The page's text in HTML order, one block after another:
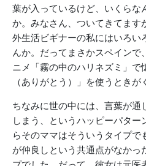
葉が入っているけど、いくらな
か。みなさん、ついてきてます
外生活ビギナーの私にはいろい
んか。だってまさかスペインで
ニメ「霧の中のハリネズミ」で
（ありがとう）」を使うときが
ちなみに世の中には、言葉が通
しまう、というハッピーパタ
らそのママはそういうタイプ
が仲良しという共通点がなかっ